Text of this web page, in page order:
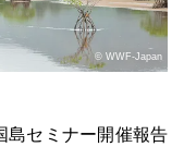
© WWF-Japan
島セミナー開催報告